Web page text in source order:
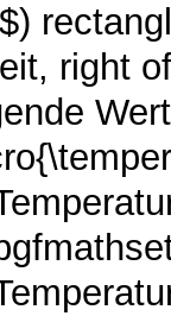
right